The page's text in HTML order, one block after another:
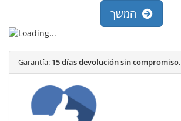
Garantía: 15 días devolución sin compromiso.